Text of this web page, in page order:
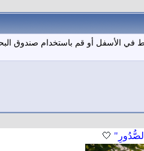
في الأسفل أو قم باستخدام صندوق
🤍